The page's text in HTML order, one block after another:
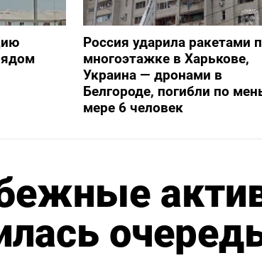
Россия ударила ракетами
многоэтажке в Харькове,
Украина — дронами в
Белгороде, погибли по
мере 6 человек